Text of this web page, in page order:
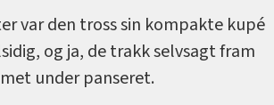
var den tross sin kompakte kupé
og ja, de trakk selvsagt fram
under panseret.